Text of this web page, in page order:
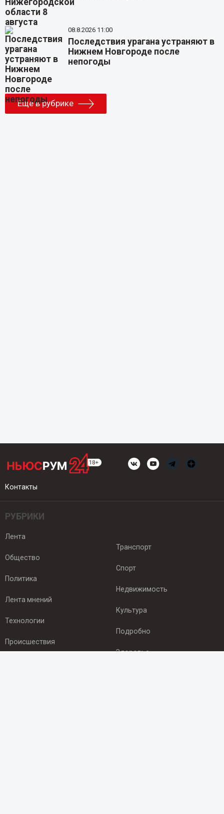
08.8.2026 11:00
Последствия урагана устраняют в
Нижнем Новгороде после
непогоды
Еще в рубрике
Контакты
РУБРИКИ
Лента
Общество
Политика
Лента мнений
Технологии
Происшествия
Транспорт
Спорт
Недвижимость
Культура
Подробно
Здоровье